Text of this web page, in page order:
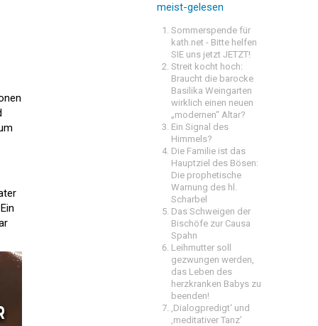
meist-gelesen
Sommerspende für
kath.net - Bitte helfen
SIE uns jetzt JETZT!
Streit kocht hoch:
Braucht die barocke
Basilika Weingarten
wirklich einen neuen
„modernen“ Altar?
Ein Signal des
Himmels?
Die Familie ist das
Hauptziel des Bösen:
Die prophetische
Warnung des hl.
Scharbel
Das Schweigen der
Bischöfe zur Causa
Spahn
Leihmutter soll
gezwungen werden,
das Leben des
herzkranken Babys zu
beenden!
‚Dialogpredigt‘ und
‚meditativer Tanz’